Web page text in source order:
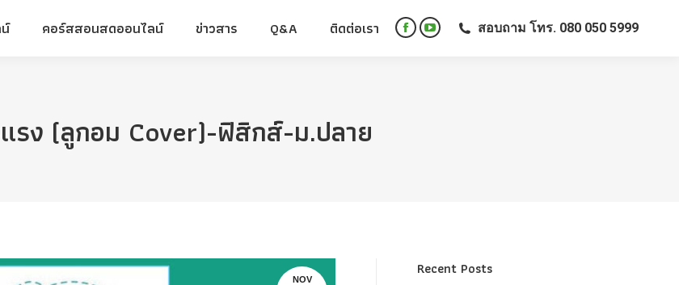
คอร์สสอนสดออนไลน์ ข่าวสาร Q&A ติดต่อเรา
FacebookYouTube สอบถาม โทร. 080 050 5999
รง (ลูกอม Cover)-ฟิสิกส์-ม.ปลาย
NOV
Recent Posts
คอร์สสอนสดออนไลน์ ข่าวสาร Q&A ติดต่อเรา
FacebookYouTube สอบถาม โทร. 080 050 5999